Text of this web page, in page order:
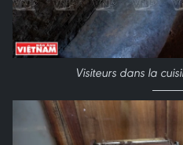
Visiteurs dans la